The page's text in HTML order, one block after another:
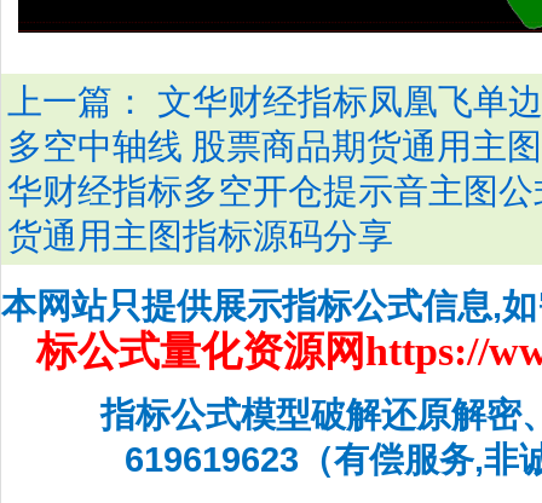
上一篇： 文华财经指标凤凰飞单
多空中轴线 股票商品期货通用主
华财经指标多空开仓提示音主图
货通用主图指标源码分享
本网站只提供展示指标公式信息,
标公式量化资源网https://
指标公式模型破解还原解密
619619623（有偿服务,非